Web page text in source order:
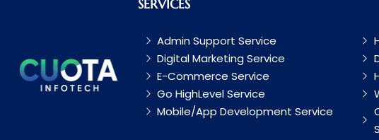
SERVICES
Admin Support Service
Digital Marketing Service
E-Commerce Service
Go HighLevel Service
Mobile/App Development Service